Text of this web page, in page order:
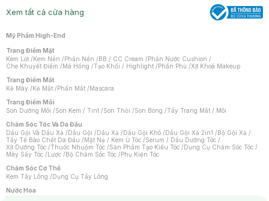
Xem tất cả cửa hàng
Mỹ Phẩm High-End
Trang Điểm Mặt
Kem Lót /Kem Nền /Phấn Nền /BB / CC Cream /Phấn Nước Cushion /
Che Khuyết Điểm /Má Hồng /Tạo Khối / Highlight /Phấn Phủ /Xịt Khoá Makeup
Trang Điểm Mắt
Kẻ Mày /Kẻ Mắt /Phấn Mắt /Mascara
Trang Điểm Môi
Son Dưỡng Môi /Son Kem / Tint /Son Thỏi /Son Bóng /Tẩy Trang Mắt / Môi
Chăm Sóc Tóc Và Da Đầu
Dầu Gội Và Dầu Xả /Dầu Gội /Dầu Xả /Dầu Gội Khô /Dầu Gội Xả 2in1 /Bộ Gội Xả /
Tẩy Tế Bào Chết Da Đầu /Mặt Nạ / Kem Ủ Tóc /Serum / Dầu Dưỡng Tóc /
Xịt Dưỡng Tóc /Thuốc Nhuộm Tóc /Sản Phẩm Tạo Kiểu Tóc /Dụng Cụ Chăm Sóc Tóc /
Máy Sấy Tóc /Lược /Bộ Chăm Sóc Tóc /Phụ Kiện Tóc
Chăm Sóc Cơ Thể
Kem Tẩy Lông /Dụng Cụ Tẩy Lông
Nước Hoa
Nước Hoa Nữ